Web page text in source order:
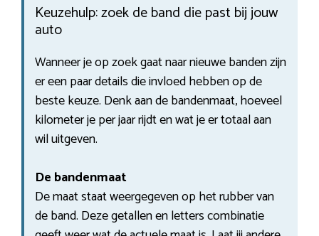
Keuzehulp: zoek de band die past bij jouw
auto
Wanneer je op zoek gaat naar nieuwe banden zijn
er een paar details die invloed hebben op de
beste keuze. Denk aan de bandenmaat, hoeveel
kilometer je per jaar rijdt en wat je er totaal aan
wil uitgeven.
De bandenmaat
De maat staat weergegeven op het rubber van
de band. Deze getallen en letters combinatie